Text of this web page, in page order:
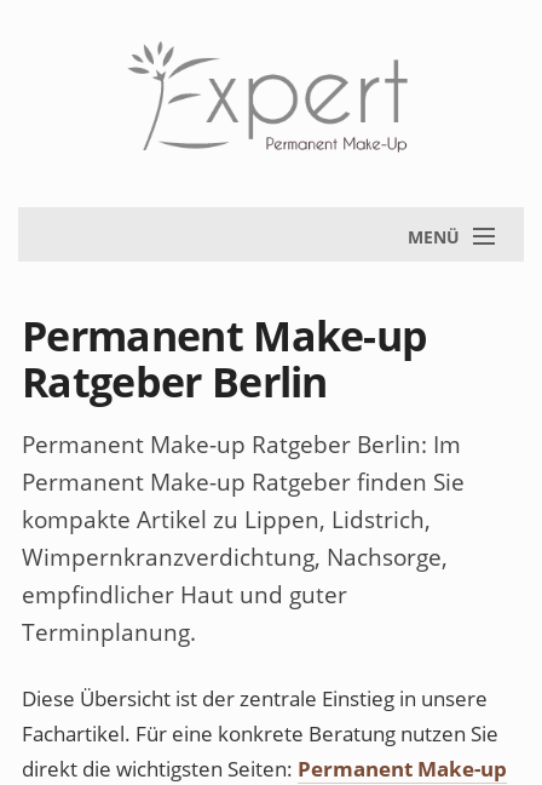
MENÜ
Permanent Make-up
Ratgeber Berlin
Permanent Make-up Ratgeber Berlin: Im
Permanent Make-up Ratgeber finden Sie
kompakte Artikel zu Lippen, Lidstrich,
Wimpernkranzverdichtung, Nachsorge,
empfindlicher Haut und guter
Terminplanung.
Diese Übersicht ist der zentrale Einstieg in unsere
Fachartikel. Für eine konkrete Beratung nutzen Sie
direkt die wichtigsten Seiten: Permanent Make-up